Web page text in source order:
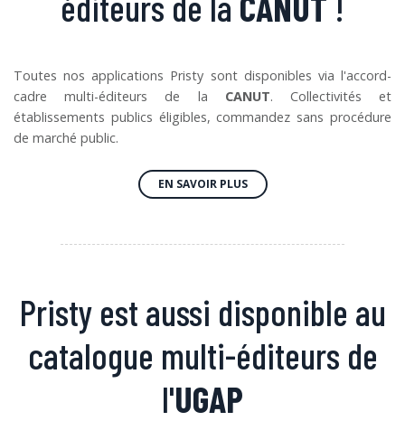
Toutes nos applications Pristy sont disponibles via l'accord-
cadre multi-éditeurs de la CANUT. Collectivités et
établissements publics éligibles, commandez sans procédure
de marché public.
EN SAVOIR PLUS
Pristy est aussi disponible au
catalogue multi-éditeurs de
l'UGAP